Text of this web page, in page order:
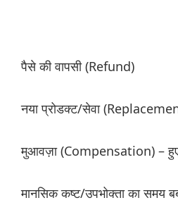
पैसे की वापसी (Refund)
नया प्रोडक्ट/सेवा
मुआवज़ा (Compensation) – हुए
मानसिक कष्ट/उपभोक्ता का समय